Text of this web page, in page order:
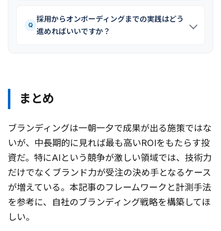
Q
採用からオンボーディングまでの実践はどう
進めればいいですか？
まとめ
ブランディングは一朝一夕で成果が出る施策ではな
いが、中長期的に見れば最も高いROIをもたらす投
資だ。特にAIという競争が激しい領域では、技術力
だけでなくブランド力が受注の決め手となるケース
が増えている。本記事のフレームワークと計測手法
を参考に、自社のブランディング戦略を構築してほ
しい。